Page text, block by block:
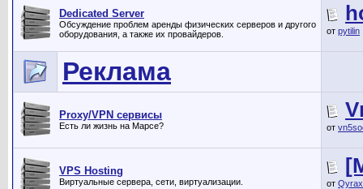
Dedicated Server
Обсуждение проблем аренды физических серверов и другого
оборудования, а также их провайдеров.
от pytilin
Реклама
Proxy/VPN сервисы
Есть ли жизнь на Марсе? от
VPS Hosting
Виртуальные сервера, сети, виртуализации. от Qyrax